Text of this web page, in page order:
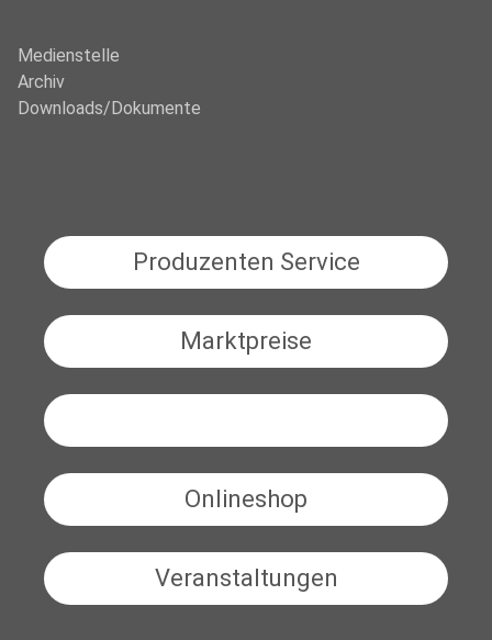
Medienstelle
Archiv
Downloads/Dokumente
Produzenten Service
Marktpreise
Onlineshop
Veranstaltungen